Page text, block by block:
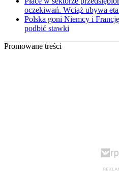
oczekiwań. Wciąż ubywa
Polska goni Niemcy i
podbić stawki
Promowane treści